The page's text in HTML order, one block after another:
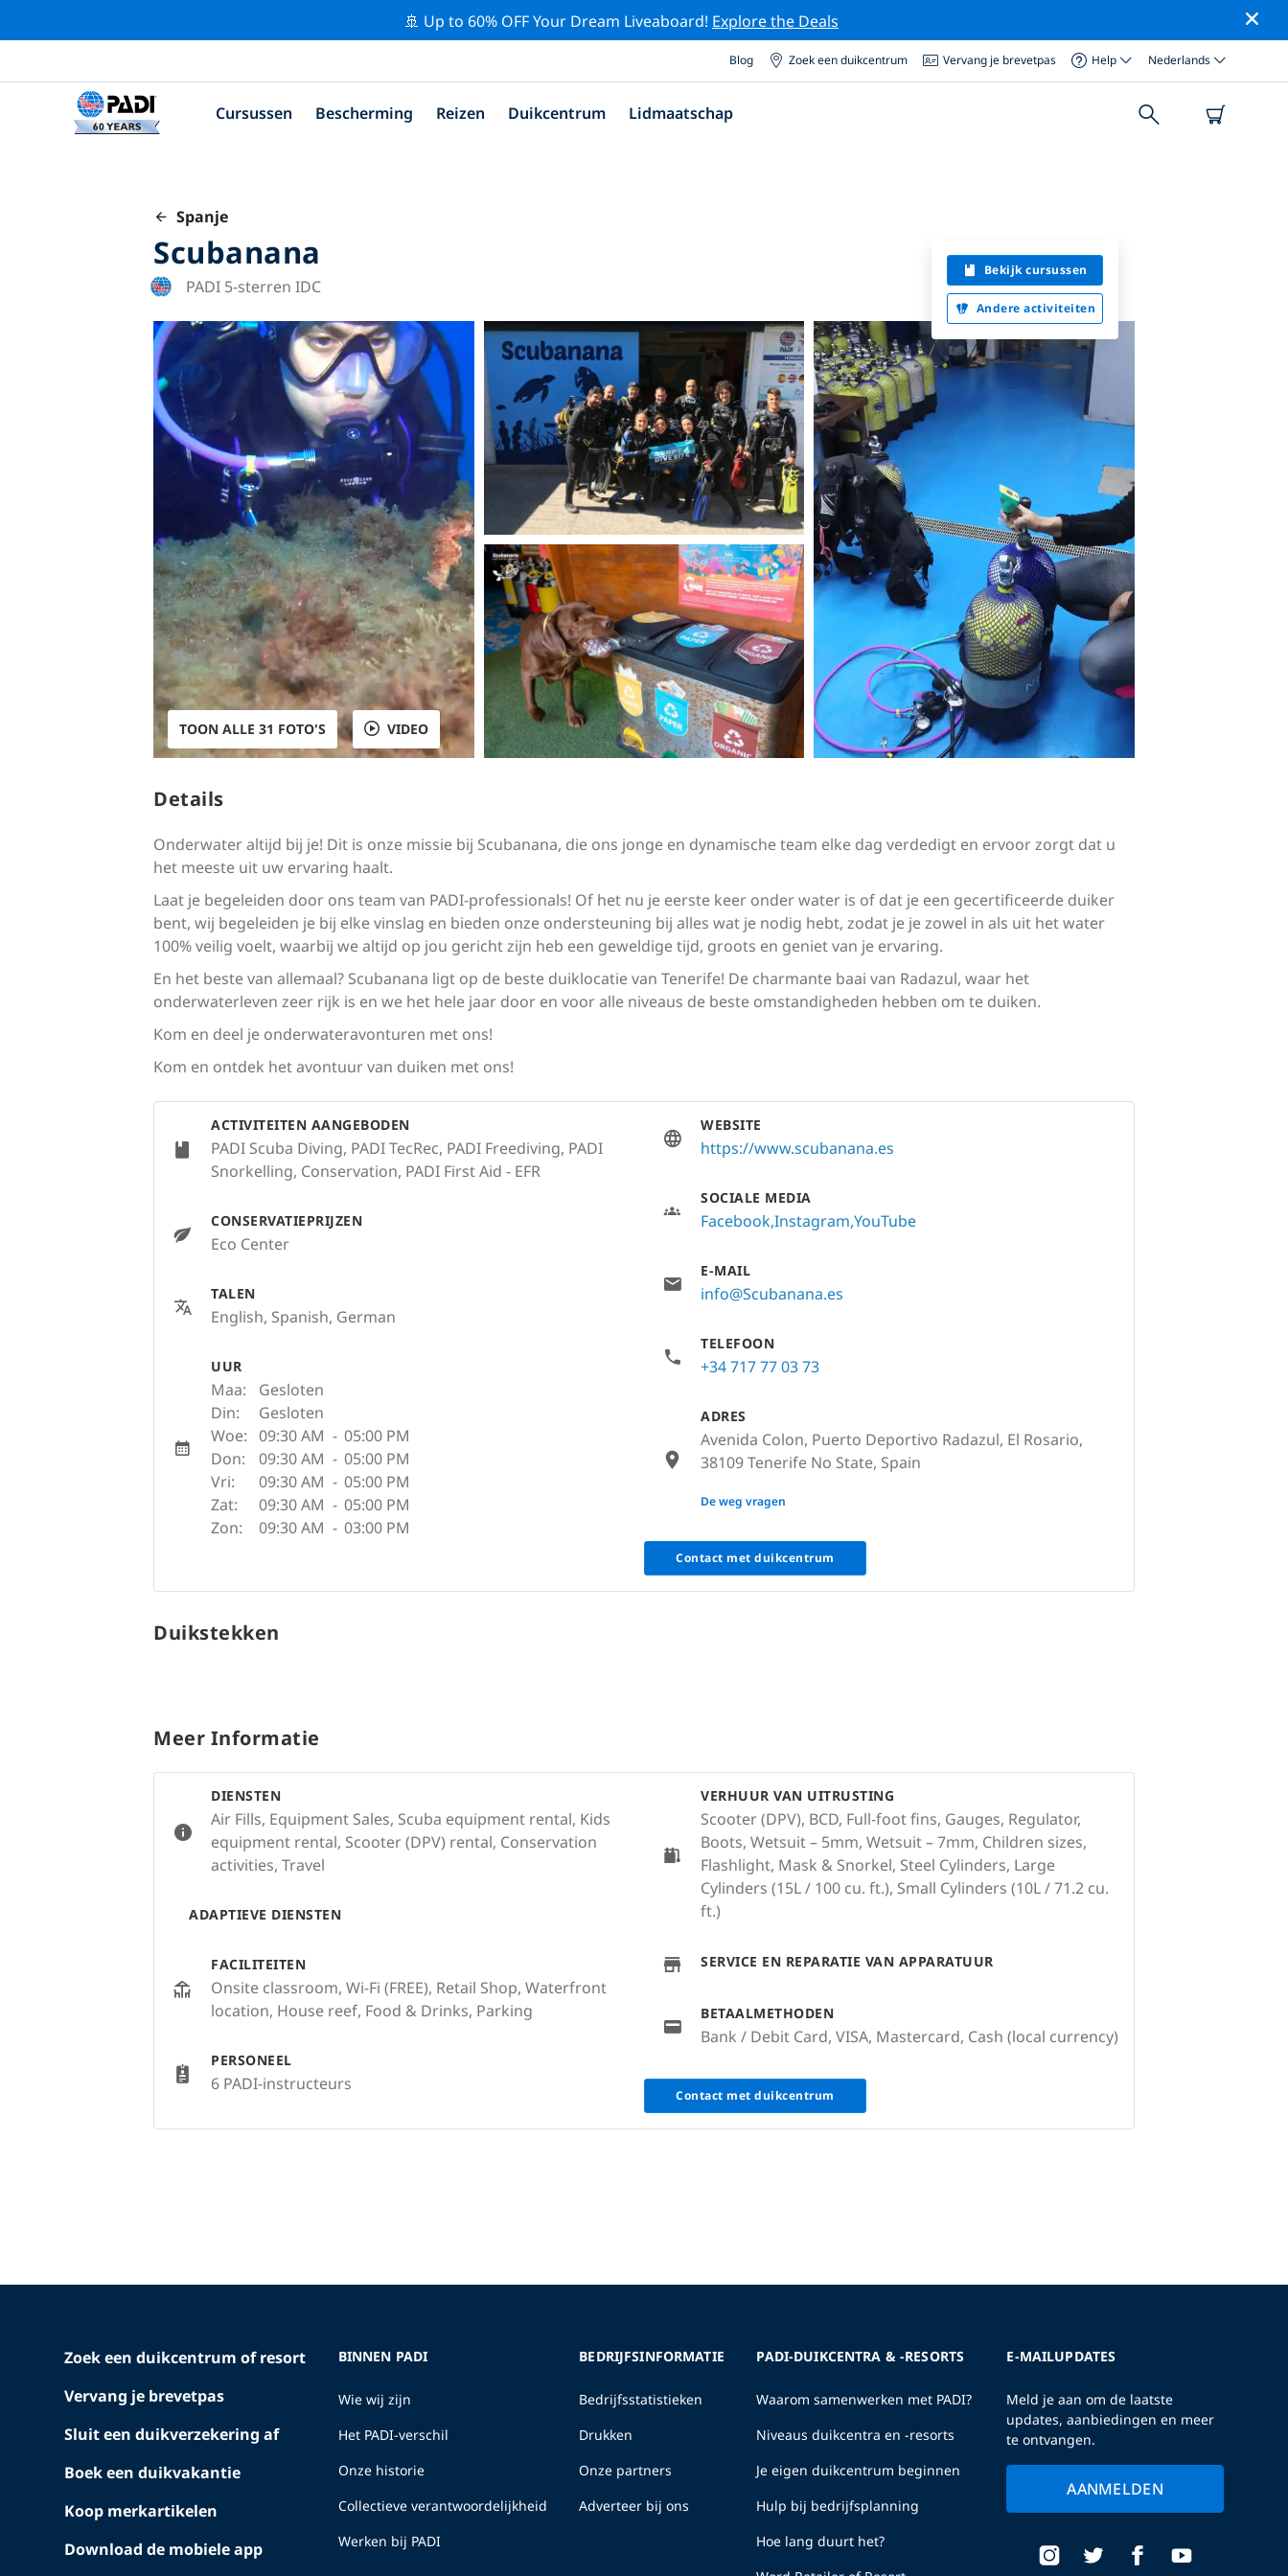
🚢 Up to 60% OFF Your Dream Liveaboard! Explore the Deals
Blog Zoek een duikcentrum Vervang je brevetpas Help Nederlands
Cursussen Bescherming Reizen Duikcentrum Lidmaatschap
Spanje
Scubanana
PADI 5-sterren IDC
Bekijk cursussen
Andere activiteiten
TOON ALLE 31 FOTO'S VIDEO
Details
Onderwater altijd bij je! Dit is onze missie bij Scubanana, die ons jonge en dynamische team elke dag verdedigt en ervoor zorgt dat u
het meeste uit uw ervaring haalt.
Laat je begeleiden door ons team van PADI-professionals! Of het nu je eerste keer onder water is of dat je een gecertificeerde duiker
bent, wij begeleiden je bij elke vinslag en bieden onze ondersteuning bij alles wat je nodig hebt, zodat je je zowel in als uit het water
100% veilig voelt, waarbij we altijd op jou gericht zijn heb een geweldige tijd, groots en geniet van je ervaring.
En het beste van allemaal? Scubanana ligt op de beste duiklocatie van Tenerife! De charmante baai van Radazul, waar het
onderwaterleven zeer rijk is en we het hele jaar door en voor alle niveaus de beste omstandigheden hebben om te duiken.
Kom en deel je onderwateravonturen met ons!
Kom en ontdek het avontuur van duiken met ons!
ACTIVITEITEN AANGEBODEN
PADI Scuba Diving, PADI TecRec, PADI Freediving, PADI
Snorkelling, Conservation, PADI First Aid - EFR
CONSERVATIEPRIJZEN
Eco Center
TALEN
English, Spanish, German
UUR
Maa:
Gesloten
Din:
Gesloten
Woe: 09:30 AM - 05:00 PM
Don:
09:30 AM - 05:00 PM
Vri:
09:30 AM - 05:00 PM
Zat:
09:30 AM - 05:00 PM
Zon:
09:30 AM - 03:00 PM
WEBSITE
https://www.scubanana.es
SOCIALE MEDIA
FacebookInstagram YouTube
E-MAIL
info@Scubanana.es
TELEFOON
+34 717 77 03 73
ADRES
Avenida Colon, Puerto Deportivo Radazul, El Rosario,
38109 Tenerife No State, Spain
None
De weg vragen
Contact met duikcentrum
Duikstekken
Meer Informatie
DIENSTEN
Air Fills, Equipment Sales, Scuba equipment rental, Kids
equipment rental, Scooter (DPV) rental, Conservation
activities, Travel
ADAPTIEVE DIENSTEN
FACILITEITEN
Onsite classroom, Wi-Fi (FREE), Retail Shop, Waterfront
location, House reef, Food & Drinks, Parking
PERSONEEL
6 PADI-instructeurs
VERHUUR VAN UITRUSTING
Scooter (DPV), BCD, Full-foot fins, Gauges, Regulator,
Boots, Wetsuit – 5mm, Wetsuit – 7mm, Children sizes,
Flashlight, Mask & Snorkel, Steel Cylinders, Large
Cylinders (15L / 100 cu. ft.), Small Cylinders (10L / 71.2 cu.
ft.)
SERVICE EN REPARATIE VAN APPARATUUR
BETAALMETHODEN
Bank / Debit Card, VISA, Mastercard, Cash (local currency)
Contact met duikcentrum
Zoek een duikcentrum of resort
Vervang je brevetpas
Sluit een duikverzekering af
Boek een duikvakantie
Koop merkartikelen
Download de mobiele app
BINNEN PADI
Wie wij zijn
Het PADI-verschil
Onze historie
Collectieve verantwoordelijkheid
Werken bij PADI
BEDRIJFSINFORMATIE
Bedrijfsstatistieken
Drukken
Onze partners
Adverteer bij ons
PADI-DUIKCENTRA & -RESORTS
Waarom samenwerken met PADI?
Niveaus duikcentra en -resorts
Je eigen duikcentrum beginnen
Hulp bij bedrijfsplanning
Hoe lang duurt het?
E-MAILUPDATES
Meld je aan om de laatste
updates, aanbiedingen en meer
te ontvangen.
AANMELDEN